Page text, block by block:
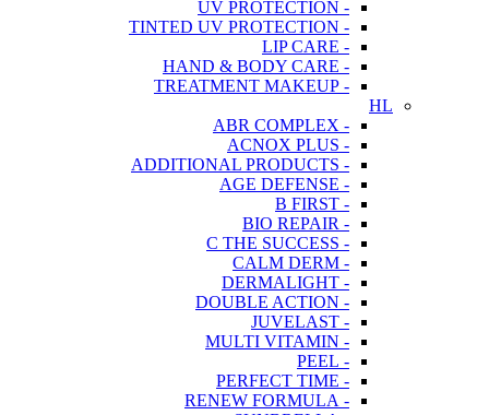
- UV PROTECTION
- TINTED UV PROTECTION
- LIP CARE
- HAND & BODY CARE
- TREATMENT MAKEUP
HL
- ABR COMPLEX
- ACNOX PLUS
- ADDITIONAL PRODUCTS
- AGE DEFENSE
- B FIRST
- BIO REPAIR
- C THE SUCCESS
- CALM DERM
- DERMALIGHT
- DOUBLE ACTION
- JUVELAST
- MULTI VITAMIN
- PEEL
- PERFECT TIME
- RENEW FORMULA